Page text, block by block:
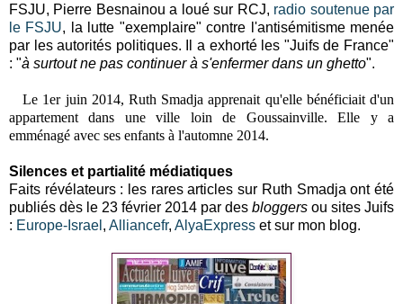
FSJU, Pierre Besnainou a loué sur RCJ, radio soutenue par
le FSJU, la lutte "exemplaire" contre l'antisémitisme menée
par les autorités politiques. Il a exhorté les "Juifs de France"
: "à surtout ne pas continuer à s'enfermer dans un ghetto".
Le 1er juin 2014, Ruth Smadja apprenait qu'elle bénéficiait d'un
appartement dans une ville loin de Goussainville. Elle y a
emménagé avec ses enfants à l'automne 2014.
Silences et partialité médiatiques
Faits révélateurs : les rares articles sur Ruth Smadja ont été
publiés dès le 23 février 2014 par des bloggers ou sites Juifs
: Europe-Israel , Alliancefr, AlyaExpress et sur mon blog.